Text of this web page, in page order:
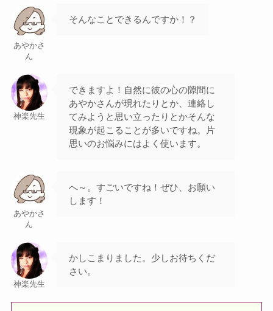
あやかさ
ん
そんなことできるんですか！？
神楽先生
できますよ！自然に彼の心の隙間に
あやかさんが現れたりとか、連絡し
てみようと思い立ったりとかそんな
現象が起こることが多いですね。片
思いのお悩みにはよく使います。
あやかさ
ん
へ～。すごいですね！ぜひ、お願い
します！
神楽先生
かしこまりました。少しお待ちくだ
さい。